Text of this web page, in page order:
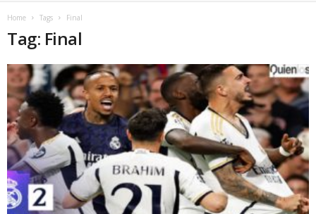
Home Tags Final
Tag: Final